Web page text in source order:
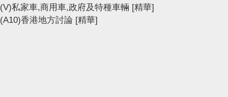
(V)私家車,商用車,政府及特種車輛 [精華]
(A10)香港地方討論 [精華]